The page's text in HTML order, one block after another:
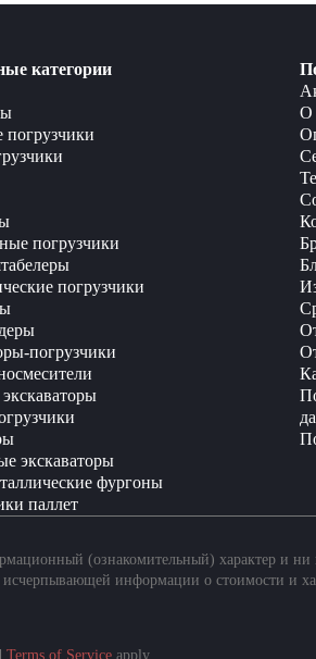
категории
погрузчики
погрузчики
погрузчики
экскаваторы
фургоны
паллет
О
(ознакомительный) характер и ни
информации о стоимости и
Terms of Service apply.